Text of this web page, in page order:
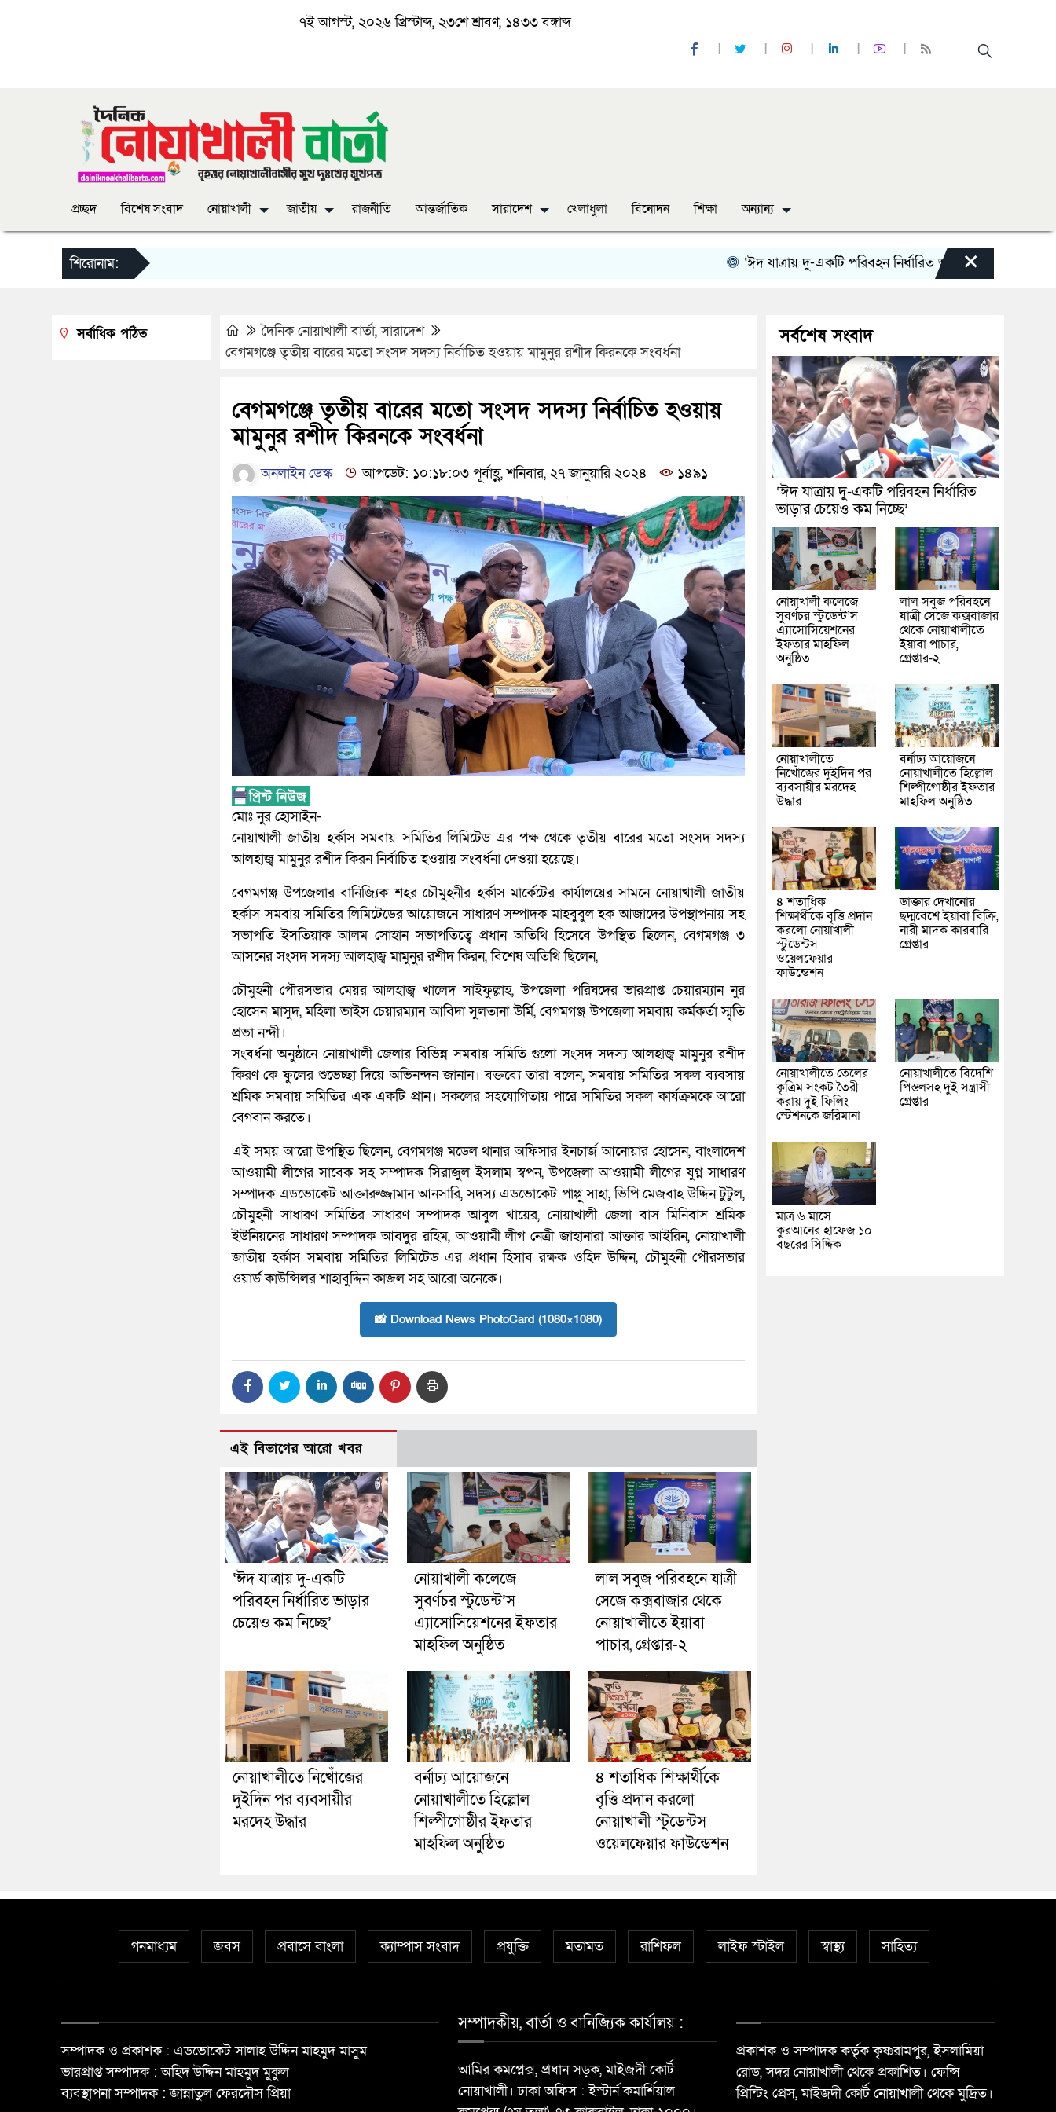
৭ই আগস্ট, ২০২৬ খ্রিস্টাব্দ, ২৩শে শ্রাবণ, ১৪৩৩ বঙ্গাব্দ
প্রচ্ছদ বিশেষ সংবাদ নোয়াখালী জাতীয় রাজনীতি আন্তর্জাতিক সারাদেশ খেলাধুলা বিনোদন শিক্ষা অন্যান্য
শিরোনাম: ‘ঈদ যাত্রায় দু-একটি পরিবহন নির্ধারিত ভাড়ার চেয়েও কম নিচ্ছে’
×
দৈনিক নোয়াখালী বার্তা,সারাদেশ
বেগমগঞ্জে তৃতীয় বারের মতো সংসদ সদস্য নির্বাচিত হওয়ায় মামুনুর রশীদ কিরনকে সংবর্ধনা
বেগমগঞ্জে তৃতীয় বারের মতো সংসদ সদস্য নির্বাচিত হওয়ায়
মামুনুর রশীদ কিরনকে সংবর্ধনা
অনলাইন ডেস্ক আপডেট: ১০:১৮:০৩ পূর্বাহ্ণ, শনিবার, ২৭ জানুয়ারি ২০২৪ ১৪৯১
মোঃ নুর হোসাইন-
নোয়াখালী জাতীয় হর্কাস সমবায় সমিতির লিমিটেড এর পক্ষ থেকে তৃতীয় বারের মতো সংসদ সদস্য
আলহাজ্ব মামুনুর রশীদ কিরন নির্বাচিত হওয়ায় সংবর্ধনা দেওয়া হয়েছে।
বেগমগঞ্জ উপজেলার বানিজ্যিক শহর চৌমুহনীর হর্কাস মার্কেটের কার্যালয়ের সামনে নোয়াখালী জাতীয়
হর্কাস সমবায় সমিতির লিমিটেডের আয়োজনে সাধারণ সম্পাদক মাহবুবুল হক আজাদের উপস্থাপনায় সহ
সভাপতি ইসতিয়াক আলম সোহান সভাপতিত্বে প্রধান অতিথি হিসেবে উপস্থিত ছিলেন, বেগমগঞ্জ ৩
আসনের সংসদ সদস্য আলহাজ্ব মামুনুর রশীদ কিরন, বিশেষ অতিথি ছিলেন,
চৌমুহনী পৌরসভার মেয়র আলহাজ্ব খালেদ সাইফুল্লাহ, উপজেলা পরিষদের ভারপ্রাপ্ত চেয়ারম্যান নুর
হোসেন মাসুদ, মহিলা ভাইস চেয়ারম্যান আবিদা সুলতানা উর্মি, বেগমগঞ্জ উপজেলা সমবায় কর্মকর্তা স্মৃতি
প্রভা নন্দী।
সংবর্ধনা অনুষ্ঠানে নোয়াখালী জেলার বিভিন্ন সমবায় সমিতি গুলো সংসদ সদস্য আলহাজ্ব মামুনুর রশীদ
কিরণ কে ফুলের শুভেচ্ছা দিয়ে অভিনন্দন জানান। বক্তব্যে তারা বলেন, সমবায় সমিতির সকল ব্যবসায়
শ্রমিক সমবায় সমিতির এক একটি প্রান। সকলের সহযোগিতায় পারে সমিতির সকল কার্যক্রমকে আরো
বেগবান করতে।
এই সময় আরো উপস্থিত ছিলেন, বেগমগঞ্জ মডেল থানার অফিসার ইনচার্জ আনোয়ার হোসেন, বাংলাদেশ
আওয়ামী লীগের সাবেক সহ সম্পাদক সিরাজুল ইসলাম স্বপন, উপজেলা আওয়ামী লীগের যুগ্ন সাধারণ
সম্পাদক এডভোকেট আক্তারুজ্জামান আনসারি, সদস্য এডভোকেট পাপ্পু সাহা, ভিপি মেজবাহ উদ্দিন টুটুল,
চৌমুহনী সাধারণ সমিতির সাধারণ সম্পাদক আবুল খায়ের, নোয়াখালী জেলা বাস মিনিবাস শ্রমিক
ইউনিয়নের সাধারণ সম্পাদক আবদুর রহিম, আওয়ামী লীগ নেত্রী জাহানারা আক্তার আইরিন, নোয়াখালী
জাতীয় হর্কাস সমবায় সমিতির লিমিটেড এর প্রধান হিসাব রক্ষক ওহিদ উদ্দিন, চৌমুহনী পৌরসভার
ওয়ার্ড কাউন্সিলর শাহাবুদ্দিন কাজল সহ আরো অনেকে।
📸 Download News PhotoCard (1080×1080)
এই বিভাগের আরো খবর
‘ঈদ যাত্রায় দু-একটি
পরিবহন নির্ধারিত ভাড়ার
চেয়েও কম নিচ্ছে’
নোয়াখালী কলেজে
সুবর্ণচর স্টুডেন্ট’স
এ্যাসোসিয়েশনের ইফতার
মাহফিল অনুষ্ঠিত
লাল সবুজ পরিবহনে যাত্রী
সেজে কক্সবাজার থেকে
নোয়াখালীতে ইয়াবা
পাচার, গ্রেপ্তার-২
নোয়াখালীতে নিখোঁজের
দুইদিন পর ব্যবসায়ীর
মরদেহ উদ্ধার
বর্নাঢ্য আয়োজনে
নোয়াখালীতে হিল্লোল
শিল্পীগোষ্ঠীর ইফতার
মাহফিল অনুষ্ঠিত
৪ শতাধিক শিক্ষার্থীকে
বৃত্তি প্রদান করলো
নোয়াখালী স্টুডেন্টস
ওয়েলফেয়ার ফাউন্ডেশন
সর্বাধিক পঠিত সর্বশেষ সংবাদ
‘ঈদ যাত্রায় দু-একটি পরিবহন নির্ধারিত
ভাড়ার চেয়েও কম নিচ্ছে’
নোয়াখালী কলেজে
সুবর্ণচর স্টুডেন্ট’স
এ্যাসোসিয়েশনের
ইফতার মাহফিল
অনুষ্ঠিত
লাল সবুজ পরিবহনে
যাত্রী সেজে কক্সবাজার
থেকে নোয়াখালীতে
ইয়াবা পাচার,
গ্রেপ্তার-২
নোয়াখালীতে
নিখোঁজের দুইদিন পর
ব্যবসায়ীর মরদেহ
উদ্ধার
বর্নাঢ্য আয়োজনে
নোয়াখালীতে হিল্লোল
শিল্পীগোষ্ঠীর ইফতার
মাহফিল অনুষ্ঠিত
৪ শতাধিক
শিক্ষার্থীকে বৃত্তি প্রদান
করলো নোয়াখালী
স্টুডেন্টস
ওয়েলফেয়ার
ফাউন্ডেশন
ডাক্তার দেখানোর
ছদ্মবেশে ইয়াবা বিক্রি,
নারী মাদক কারবারি
গ্রেপ্তার
নোয়াখালীতে তেলের
কৃত্রিম সংকট তৈরী
করায় দুই ফিলিং
স্টেশনকে জরিমানা
নোয়াখালীতে বিদেশি
পিস্তলসহ দুই সন্ত্রাসী
গ্রেপ্তার
মাত্র ৬ মাসে
কুরআনের হাফেজ ১০
বছরের সিদ্দিক
গনমাধ্যম জবস প্রবাসে বাংলা ক্যাম্পাস সংবাদ প্রযুক্তি মতামত রাশিফল লাইফ স্টাইল স্বাস্থ্য সাহিত্য
সম্পাদক ও প্রকাশক : এডভোকেট সালাহ উদ্দিন মাহমুদ মাসুম
ভারপ্রাপ্ত সম্পাদক : অহিদ উদ্দিন মাহমুদ মুকুল
ব্যবস্থাপনা সম্পাদক : জান্নাতুল ফেরদৌস প্রিয়া
সম্পাদকীয়, বার্তা ও বানিজ্যিক কার্যালয় :
আমির কমপ্লেক্স, প্রধান সড়ক, মাইজদী কোর্ট
নোয়াখালী। ঢাকা অফিস : ইস্টার্ন কমার্শিয়াল
প্রকাশক ও সম্পাদক কর্তৃক কৃষ্ণরামপুর, ইসলামিয়া
রোড, সদর নোয়াখালী থেকে প্রকাশিত। ফেন্সি
প্রিন্টিং প্রেস, মাইজদী কোর্ট নোয়াখালী থেকে মুদ্রিত।